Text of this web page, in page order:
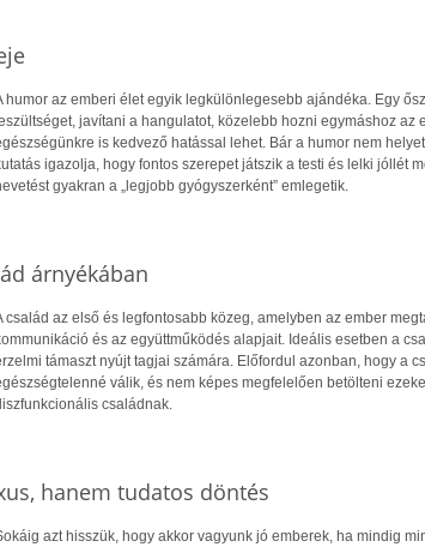
humor az emberi élet egyik legkülönlegesebb ajándéka. Egy
javítani a hangulatot, közelebb hozni egymáshoz az
is kedvező hatással lehet. Bár a humor nem
igazolja, hogy fontos szerepet játszik a testi és lelki jóllét
gyakran a „legjobb gyógyszerként” emlegetik.
árnyékában
család az első és legfontosabb közeg, amelyben az ember
és az együttműködés alapjait. Ideális esetben a
támaszt nyújt tagjai számára. Előfordul azonban, hogy a
válik, és nem képes megfelelően betölteni
családnak.
hanem tudatos döntés
azt hisszük, hogy akkor vagyunk jó emberek, ha mindig